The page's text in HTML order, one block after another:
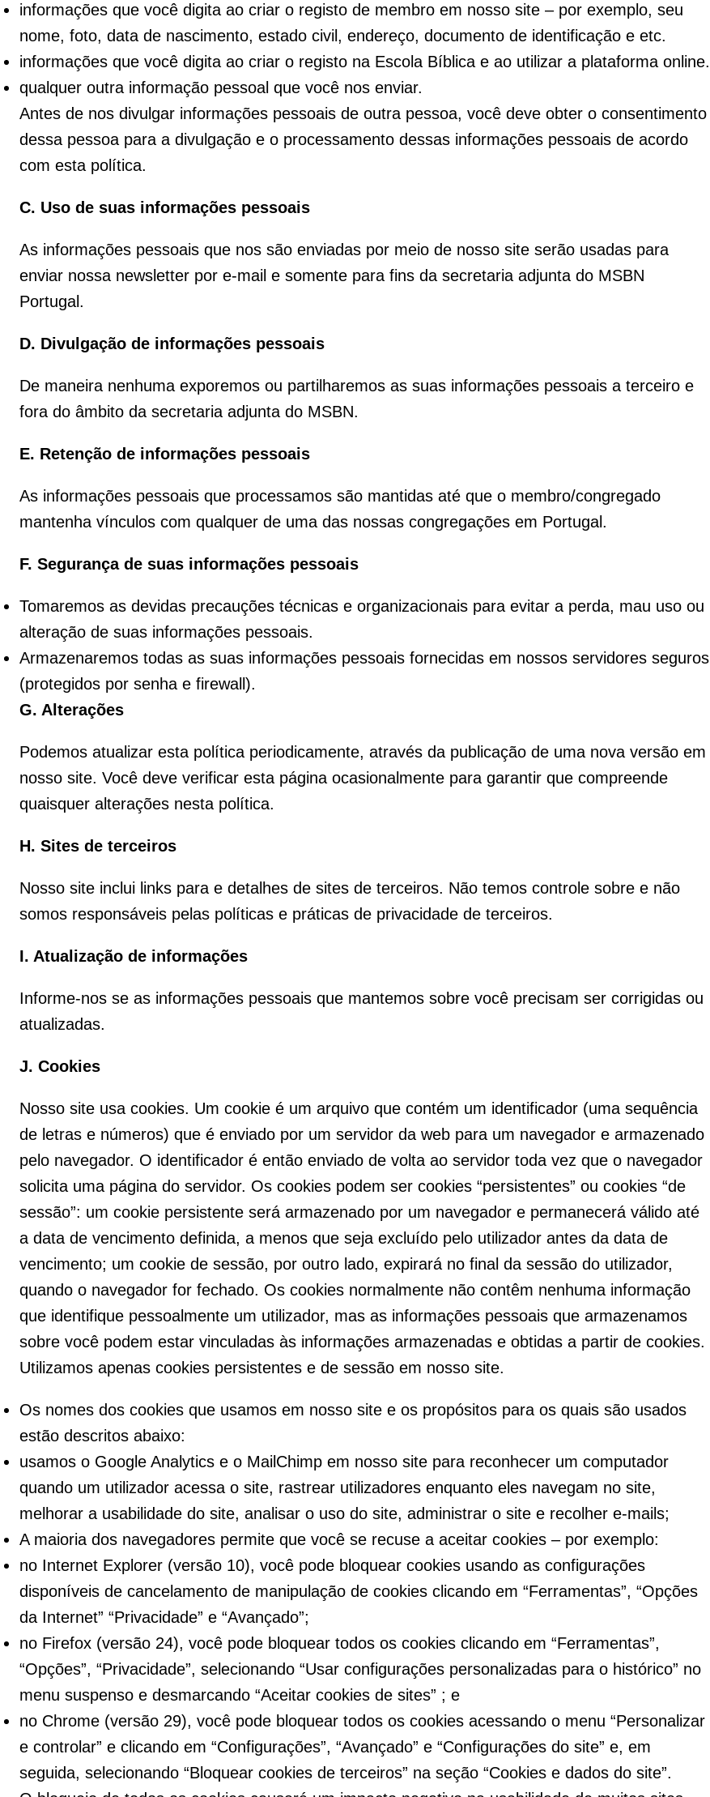
informações que você digita ao criar o registo de membro em nosso site – por exemplo, seu
nome, foto, data de nascimento, estado civil, endereço, documento de identificação e etc.
informações que você digita ao criar o registo na Escola Bíblica e ao utilizar a plataforma online.
qualquer outra informação pessoal que você nos enviar.
Antes de nos divulgar informações pessoais de outra pessoa, você deve obter o consentimento
dessa pessoa para a divulgação e o processamento dessas informações pessoais de acordo
com esta política.
C. Uso de suas informações pessoais
As informações pessoais que nos são enviadas por meio de nosso site serão usadas para
enviar nossa newsletter por e-mail e somente para fins da secretaria adjunta do MSBN
Portugal.
D. Divulgação de informações pessoais
De maneira nenhuma exporemos ou partilharemos as suas informações pessoais a terceiro e
fora do âmbito da secretaria adjunta do MSBN.
E. Retenção de informações pessoais
As informações pessoais que processamos são mantidas até que o membro/congregado
mantenha vínculos com qualquer de uma das nossas congregações em Portugal.
F. Segurança de suas informações pessoais
Tomaremos as devidas precauções técnicas e organizacionais para evitar a perda, mau uso ou
alteração de suas informações pessoais.
Armazenaremos todas as suas informações pessoais fornecidas em nossos servidores seguros
(protegidos por senha e firewall).
G. Alterações
Podemos atualizar esta política periodicamente, através da publicação de uma nova versão em
nosso site. Você deve verificar esta página ocasionalmente para garantir que compreende
quaisquer alterações nesta política.
H. Sites de terceiros
Nosso site inclui links para e detalhes de sites de terceiros. Não temos controle sobre e não
somos responsáveis pelas políticas e práticas de privacidade de terceiros.
I. Atualização de informações
Informe-nos se as informações pessoais que mantemos sobre você precisam ser corrigidas ou
atualizadas.
J. Cookies
Nosso site usa cookies. Um cookie é um arquivo que contém um identificador (uma sequência
de letras e números) que é enviado por um servidor da web para um navegador e armazenado
pelo navegador. O identificador é então enviado de volta ao servidor toda vez que o navegador
solicita uma página do servidor. Os cookies podem ser cookies “persistentes” ou cookies “de
sessão”: um cookie persistente será armazenado por um navegador e permanecerá válido até
a data de vencimento definida, a menos que seja excluído pelo utilizador antes da data de
vencimento; um cookie de sessão, por outro lado, expirará no final da sessão do utilizador,
quando o navegador for fechado. Os cookies normalmente não contêm nenhuma informação
que identifique pessoalmente um utilizador, mas as informações pessoais que armazenamos
sobre você podem estar vinculadas às informações armazenadas e obtidas a partir de cookies.
Utilizamos apenas cookies persistentes e de sessão em nosso site.
Os nomes dos cookies que usamos em nosso site e os propósitos para os quais são usados
estão descritos abaixo:
usamos o Google Analytics e o MailChimp em nosso site para reconhecer um computador
quando um utilizador acessa o site, rastrear utilizadores enquanto eles navegam no site,
melhorar a usabilidade do site, analisar o uso do site, administrar o site e recolher e-mails;
A maioria dos navegadores permite que você se recuse a aceitar cookies – por exemplo:
no Internet Explorer (versão 10), você pode bloquear cookies usando as configurações
disponíveis de cancelamento de manipulação de cookies clicando em “Ferramentas”, “Opções
da Internet” “Privacidade” e “Avançado”;
no Firefox (versão 24), você pode bloquear todos os cookies clicando em “Ferramentas”,
“Opções”, “Privacidade”, selecionando “Usar configurações personalizadas para o histórico” no
menu suspenso e desmarcando “Aceitar cookies de sites” ; e
no Chrome (versão 29), você pode bloquear todos os cookies acessando o menu “Personalizar
e controlar” e clicando em “Configurações”, “Avançado” e “Configurações do site” e, em
seguida, selecionando “Bloquear cookies de terceiros” na seção “Cookies e dados do site”.